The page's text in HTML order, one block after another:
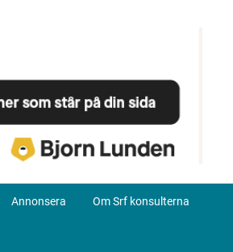
Annonsera Om Srf konsulterna